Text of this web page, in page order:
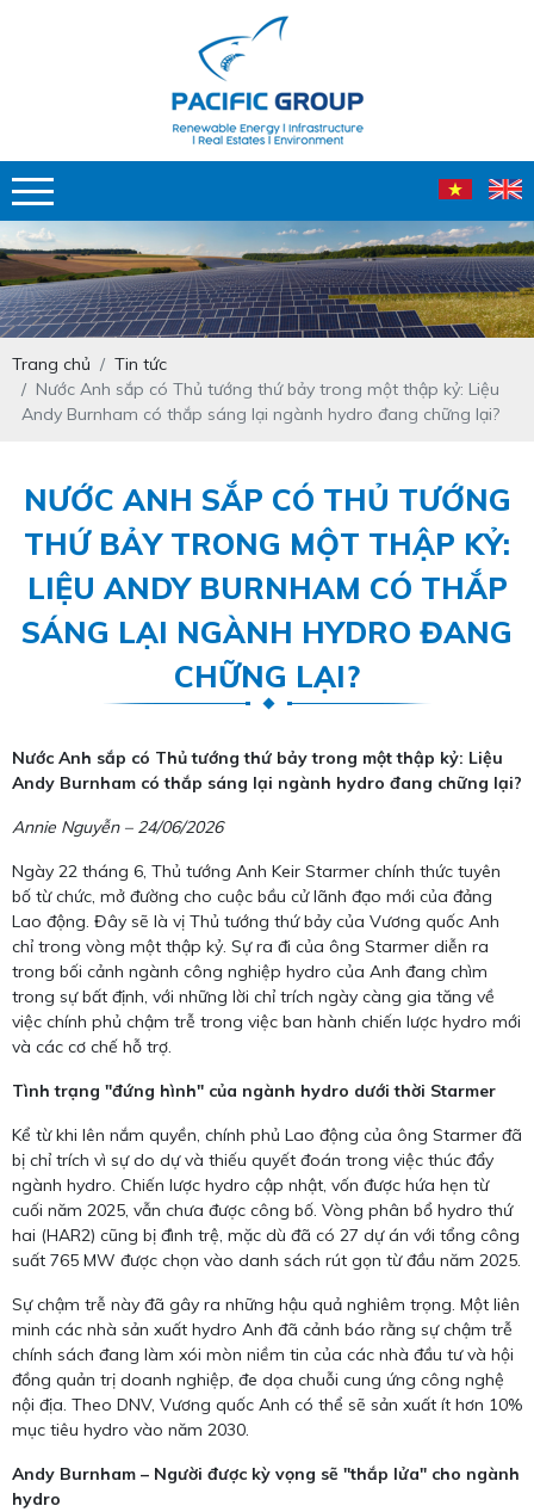
Trang chủ
Tin tức
Nước Anh sắp có Thủ tướng thứ bảy trong một thập kỷ: Liệu
Andy Burnham có thắp sáng lại ngành hydro đang chững lại?
NƯỚC ANH SẮP CÓ THỦ TƯỚNG
THỨ BẢY TRONG MỘT THẬP KỶ:
LIỆU ANDY BURNHAM CÓ THẮP
SÁNG LẠI NGÀNH HYDRO ĐANG
CHỮNG LẠI?
Nước Anh sắp có Thủ tướng thứ bảy trong một thập kỷ: Liệu
Andy Burnham có thắp sáng lại ngành hydro đang chững lại?
Annie Nguyễn – 24/06/2026
Ngày 22 tháng 6, Thủ tướng Anh Keir Starmer chính thức tuyên
bố từ chức, mở đường cho cuộc bầu cử lãnh đạo mới của đảng
Lao động. Đây sẽ là vị Thủ tướng thứ bảy của Vương quốc Anh
chỉ trong vòng một thập kỷ. Sự ra đi của ông Starmer diễn ra
trong bối cảnh ngành công nghiệp hydro của Anh đang chìm
trong sự bất định, với những lời chỉ trích ngày càng gia tăng về
việc chính phủ chậm trễ trong việc ban hành chiến lược hydro mới
và các cơ chế hỗ trợ.
Tình trạng "đứng hình" của ngành hydro dưới thời Starmer
Kể từ khi lên nắm quyền, chính phủ Lao động của ông Starmer đã
bị chỉ trích vì sự do dự và thiếu quyết đoán trong việc thúc đẩy
ngành hydro. Chiến lược hydro cập nhật, vốn được hứa hẹn từ
cuối năm 2025, vẫn chưa được công bố. Vòng phân bổ hydro thứ
hai (HAR2) cũng bị đình trệ, mặc dù đã có 27 dự án với tổng công
suất 765 MW được chọn vào danh sách rút gọn từ đầu năm 2025.
Sự chậm trễ này đã gây ra những hậu quả nghiêm trọng. Một liên
minh các nhà sản xuất hydro Anh đã cảnh báo rằng sự chậm trễ
chính sách đang làm xói mòn niềm tin của các nhà đầu tư và hội
đồng quản trị doanh nghiệp, đe dọa chuỗi cung ứng công nghệ
nội địa. Theo DNV, Vương quốc Anh có thể sẽ sản xuất ít hơn 10%
mục tiêu hydro vào năm 2030.
Andy Burnham – Người được kỳ vọng sẽ "thắp lửa" cho ngành
hydro